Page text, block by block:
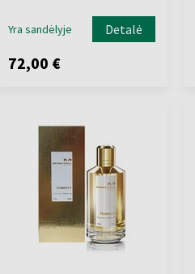
Yra sandėlyje Detalė
72,00 €